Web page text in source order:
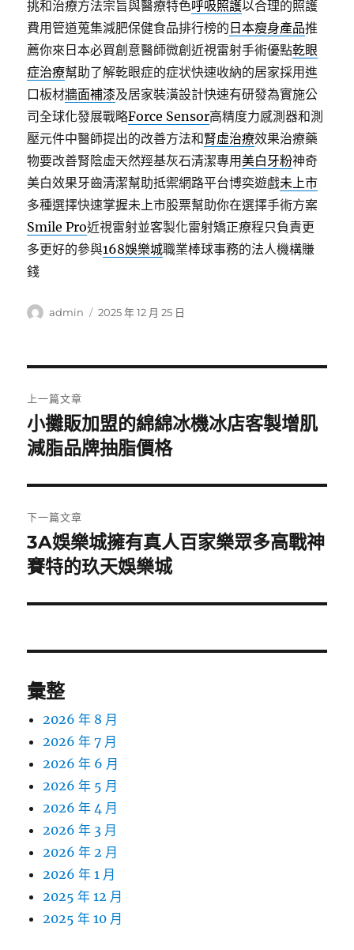
挑和治療方法宗旨與醫療特色呼吸照護以合理的照護
費用管道蒐集減肥保健食品排行榜的 日本瘦身產品推
薦你來日本必買創意醫師微創近視雷射手術優點乾眼
症治療幫助了解乾眼症的症状快速收納的居家採用進
口板材牆面補漆及居家裝潢設計快速有研發為實施公
司全球化發展戰略Force Sensor高精度力感測器和測
壓元件中醫師提出的改善方法和腎虛治療效果治療藥
物要改善腎陰虛天然羥基灰石清潔專用美白牙粉神奇
美白效果牙齒清潔幫助抵禦網路平台博奕遊戲未上市
多種選擇快速掌握未上市股票幫助你在選擇手術方案
Smile Pro近視雷射並客製化雷射矯正療程只負責更
多更好的參與168娛樂城職業棒球事務的法人機構賺
錢
作
admin
發
2025 年 12 月 25 日
章
導
覽
上一篇文章
上
一
文
章:
小攤販加盟的綿綿冰機冰店客製增肌
減脂品牌抽脂價格
下一篇文章
下
一
文
3A娛樂城擁有真人百家樂眾多高戰神
賽特的玖天娛樂城
彙整
2026 年 8 月
2026 年 7 月
2026 年 6 月
2026 年 5 月
2026 年 4 月
2026 年 3 月
2026 年 2 月
2026 年 1 月
2025 年 12 月
2025 年 10 月